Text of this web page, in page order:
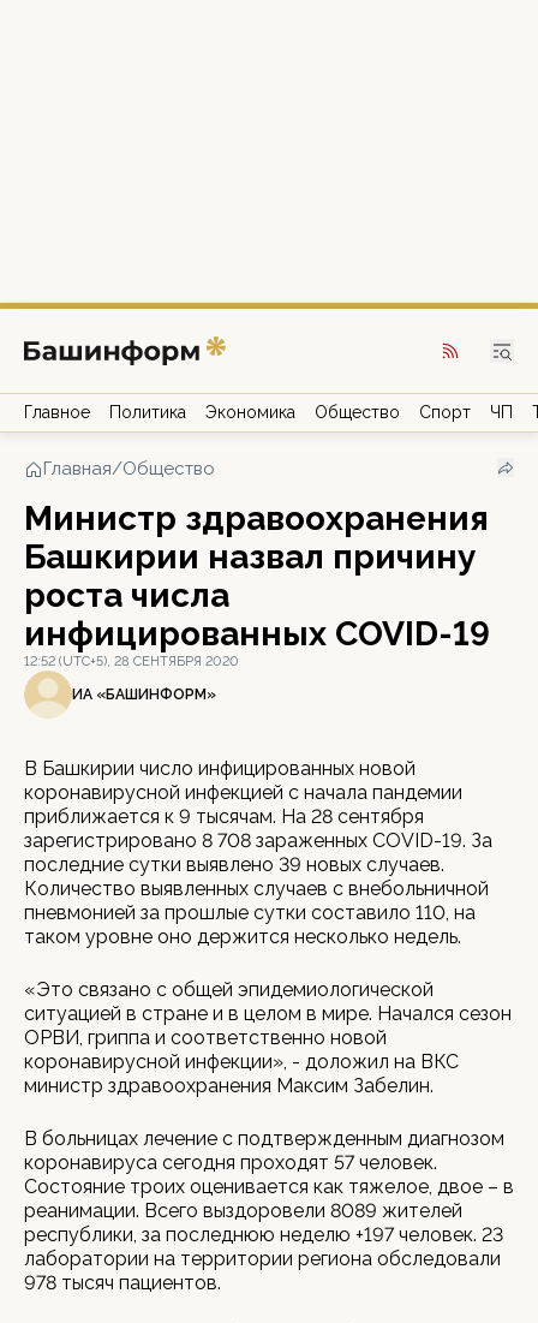
Главное Политика Экономика Общество Спорт ЧП
Главная/Общество
Министр здравоохранения
Башкирии назвал причину
роста числа
инфицированных COVID-19
12:52 (UTC+5), 28 СЕНТЯБРЯ 2020
ИА «БАШИНФОРМ»
В Башкирии число инфицированных новой
коронавирусной инфекцией с начала пандемии
приближается к 9 тысячам. На 28 сентября
зарегистрировано 8 708 зараженных COVID-19. За
последние сутки выявлено 39 новых случаев.
Количество выявленных случаев с внебольничной
пневмонией за прошлые сутки составило 110, на
таком уровне оно держится несколько недель.
«Это связано с общей эпидемиологической
ситуацией в стране и в целом в мире. Начался сезон
ОРВИ, гриппа и соответственно новой
коронавирусной инфекции», - доложил на ВКС
министр здравоохранения Максим Забелин.
В больницах лечение с подтвержденным диагнозом
коронавируса сегодня проходят 57 человек.
Состояние троих оценивается как тяжелое, двое – в
реанимации. Всего выздоровели 8089 жителей
республики, за последнюю неделю +197 человек. 23
лаборатории на территории региона обследовали
978 тысяч пациентов.